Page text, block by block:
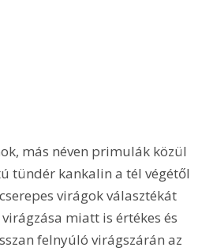
más néven primulák közül
tündér kankalin a tél végétől
virágok választékát
miatt is értékes és
felnyúló virágszárán az